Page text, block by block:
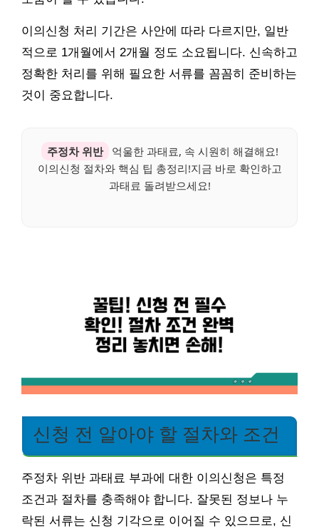
이의신청 처리 기간은 사안에 따라 다르지만, 일반
적으로 1개월에서 2개월 정도 소요됩니다. 신속하고
정확한 처리를 위해 필요한 서류를 꼼꼼히 준비하는
것이 중요합니다.
주정차 위반
억울한 과태료, 속 시원히 해결해요!
이의신청 절차와 핵심 팁 총정리!지금 바로 확인하고
과태료 돌려받으세요!
신청 전 알아야 할 절차와 조건
주정차 위반 과태료 부과에 대한 이의신청은 특정
조건과 절차를 충족해야 합니다. 잘못된 정보나 누
락된 서류는 신청 기각으로 이어질 수 있으므로, 신